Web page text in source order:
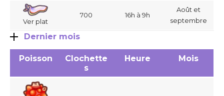
Ver plat
700 16h à 9h
Août et
septembre
Dernier mois
Poisson
Clochette
s
Heure Mois